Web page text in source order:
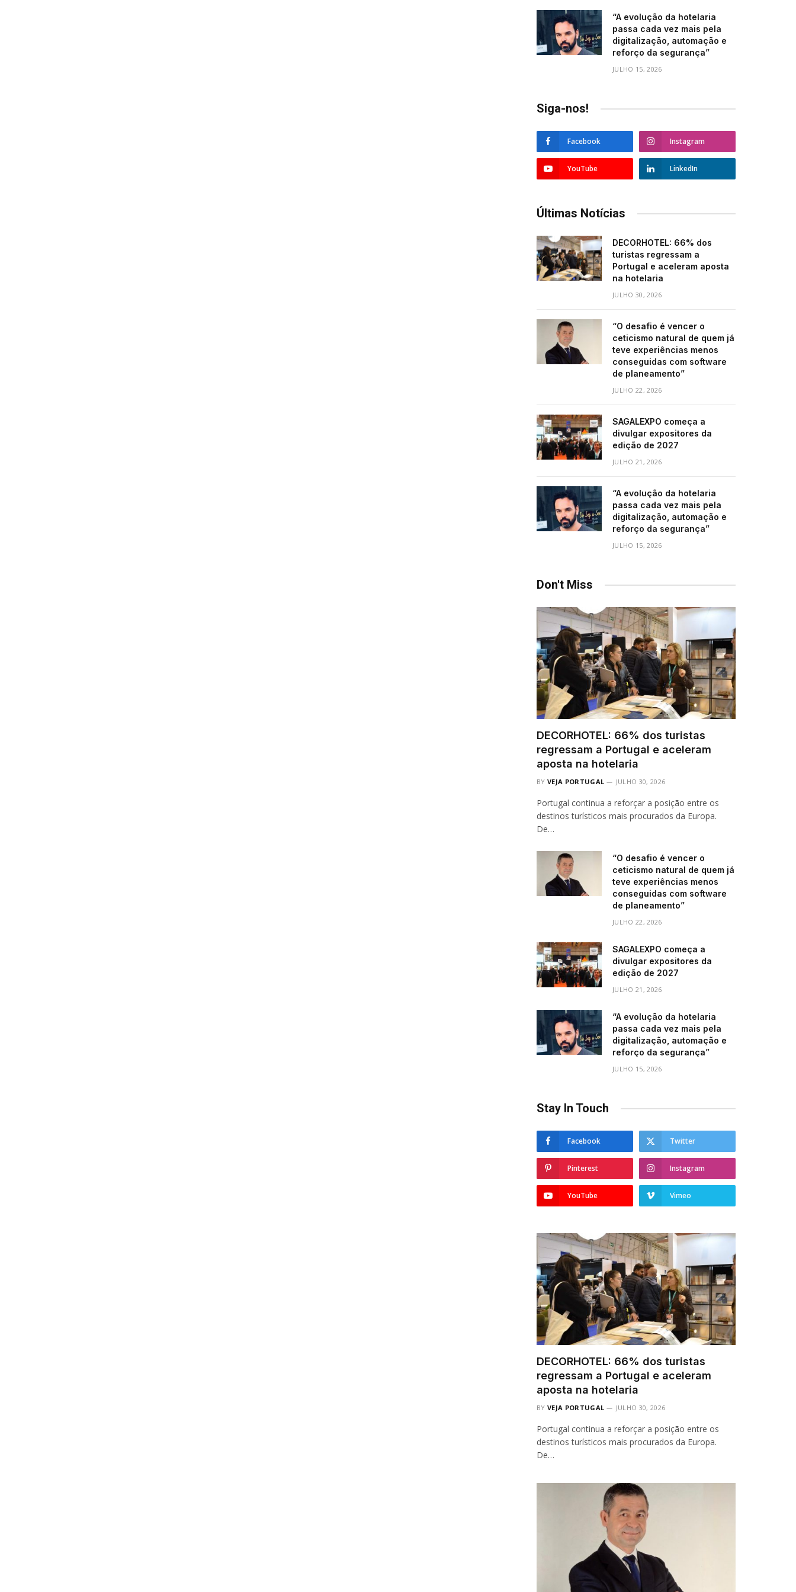
“A evolução da hotelaria
passa cada vez mais pela
digitalização, automação e
reforço da segurança”
JULHO 15, 2026
Siga-nos!
Facebook Instagram
YouTube LinkedIn
Últimas Notícias
DECORHOTEL: 66% dos
turistas regressam a
Portugal e aceleram aposta
na hotelaria
JULHO 30, 2026
“O desafio é vencer o
ceticismo natural de quem já
teve experiências menos
conseguidas com software
de planeamento”
JULHO 22, 2026
SAGALEXPO começa a
divulgar expositores da
edição de 2027
JULHO 21, 2026
“A evolução da hotelaria
passa cada vez mais pela
digitalização, automação e
reforço da segurança”
JULHO 15, 2026
Don't Miss
DECORHOTEL: 66% dos turistas
regressam a Portugal e aceleram
aposta na hotelaria
BY VEJA PORTUGAL JULHO 30, 2026
Portugal continua a reforçar a posição entre os
destinos turísticos mais procurados da Europa.
De…
“O desafio é vencer o
ceticismo natural de quem já
teve experiências menos
conseguidas com software
de planeamento”
JULHO 22, 2026
SAGALEXPO começa a
divulgar expositores da
edição de 2027
JULHO 21, 2026
“A evolução da hotelaria
passa cada vez mais pela
digitalização, automação e
reforço da segurança”
JULHO 15, 2026
Stay In Touch
Facebook Twitter
Pinterest Instagram
YouTube Vimeo
DECORHOTEL: 66% dos turistas
regressam a Portugal e aceleram
aposta na hotelaria
BY VEJA PORTUGAL JULHO 30, 2026
Portugal continua a reforçar a posição entre os
destinos turísticos mais procurados da Europa.
De…